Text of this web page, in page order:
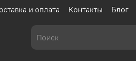
и оплата Контакты Блог